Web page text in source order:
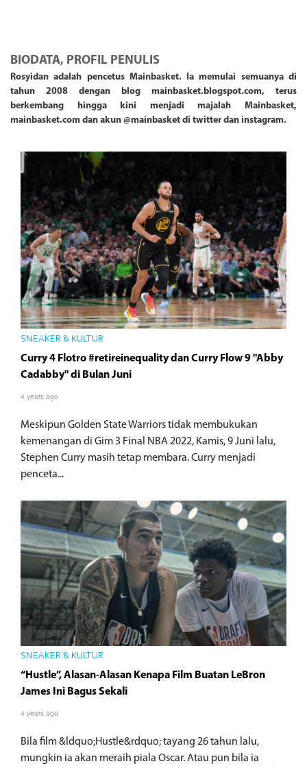
BIODATA, PROFIL PENULIS
Rosyidan adalah pencetus Mainbasket. Ia memulai semuanya di
tahun 2008 dengan blog mainbasket.blogspot.com, terus
berkembang hingga kini menjadi majalah Mainbasket,
mainbasket.com dan akun @mainbasket di twitter dan instagram.
SNEAKER & KULTUR
Curry 4 Flotro #retireinequality dan Curry Flow 9 "Abby
Cadabby" di Bulan Juni
4 years ago
Meskipun Golden State Warriors tidak membukukan
kemenangan di Gim 3 Final NBA 2022, Kamis, 9 Juni lalu,
Stephen Curry masih tetap membara. Curry menjadi
penceta...
SNEAKER & KULTUR
“Hustle”, Alasan-Alasan Kenapa Film Buatan LeBron
James Ini Bagus Sekali
4 years ago
Bila film &ldquo;Hustle&rdquo; tayang 26 tahun lalu,
mungkin ia akan meraih piala Oscar. Atau pun bila ia